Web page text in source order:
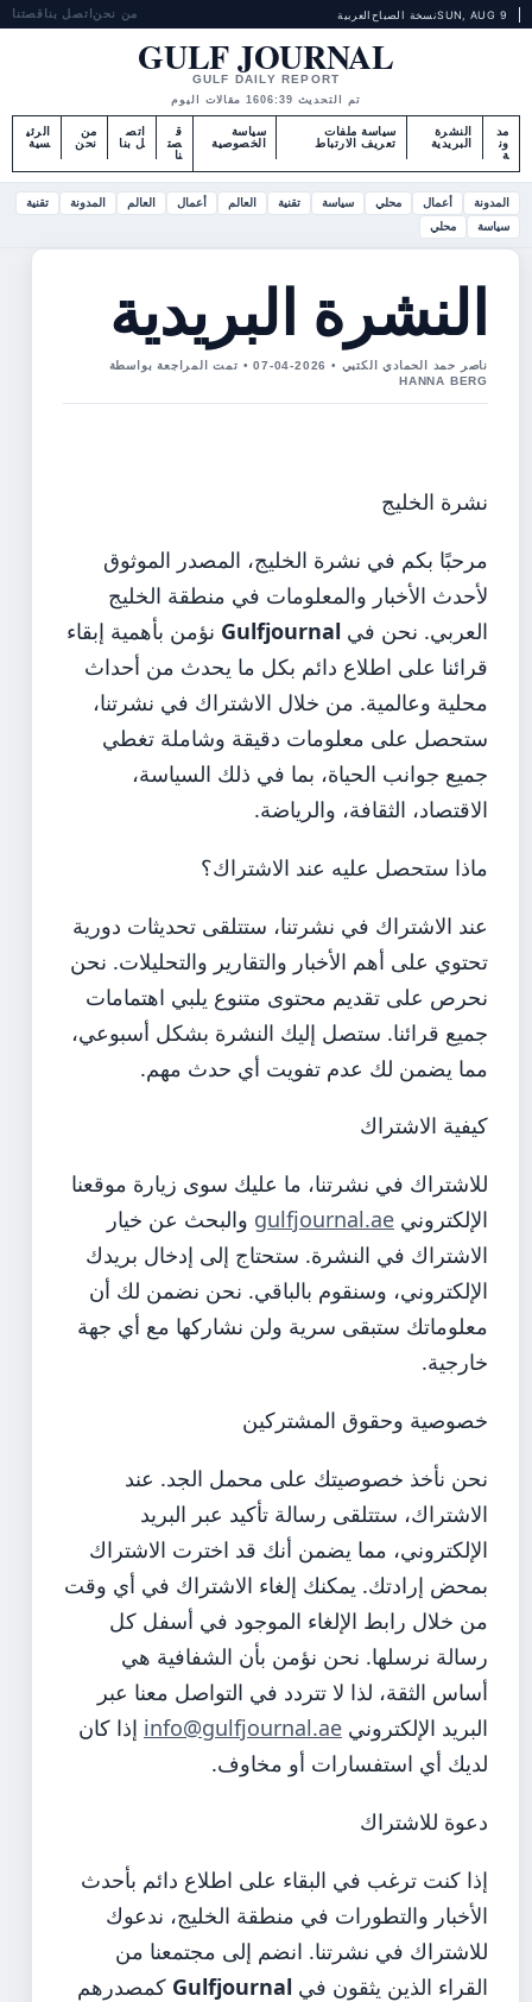
SUN, AUG 9نسخة الصباحالعربية من نحن اتصل بنا قصتنا
GULF JOURNAL
GULF DAILY REPORT
تم التحديث 06:39 16 مقالات اليوم
الرئي
سية
من
نحن
اتص
ل بنا
ق
صت
نا
سياسة
الخصوصية
سياسة ملفات
تعريف الارتباط
النشرة
البريدية
مد
ون
ة
المدونة أعمال محلي سياسة تقنية العالم أعمال العالم المدونة
تقنية
سياسة
محلي
النشرة البريدية
ناصر حمد الحمادي الكتبي • 2026-04-07 • تمت المراجعة بواسطة
HANNA BERG
نشرة الخليج
مرحبًا بكم في نشرة الخليج، المصدر الموثوق
لأحدث الأخبار والمعلومات في منطقة الخليج
العربي. نحن في Gulfjournal نؤمن بأهمية إبقاء
قرائنا على اطلاع دائم بكل ما يحدث من أحداث
محلية وعالمية. من خلال الاشتراك في نشرتنا،
ستحصل على معلومات دقيقة وشاملة تغطي
جميع جوانب الحياة، بما في ذلك السياسة،
الاقتصاد، الثقافة، والرياضة.
ماذا ستحصل عليه عند الاشتراك؟
عند الاشتراك في نشرتنا، ستتلقى تحديثات دورية
تحتوي على أهم الأخبار والتقارير والتحليلات. نحن
نحرص على تقديم محتوى متنوع يلبي اهتمامات
جميع قرائنا. ستصل إليك النشرة بشكل أسبوعي،
مما يضمن لك عدم تفويت أي حدث مهم.
كيفية الاشتراك
للاشتراك في نشرتنا، ما عليك سوى زيارة موقعنا
الإلكتروني gulfjournal.ae والبحث عن خيار
الاشتراك في النشرة. ستحتاج إلى إدخال بريدك
الإلكتروني، وسنقوم بالباقي. نحن نضمن لك أن
معلوماتك ستبقى سرية ولن نشاركها مع أي جهة
خارجية.
خصوصية وحقوق المشتركين
نحن نأخذ خصوصيتك على محمل الجد. عند
الاشتراك، ستتلقى رسالة تأكيد عبر البريد
الإلكتروني، مما يضمن أنك قد اخترت الاشتراك
بمحض إرادتك. يمكنك إلغاء الاشتراك في أي وقت
من خلال رابط الإلغاء الموجود في أسفل كل
رسالة نرسلها. نحن نؤمن بأن الشفافية هي
أساس الثقة، لذا لا تتردد في التواصل معنا عبر
البريد الإلكتروني info@gulfjournal.ae إذا كان
لديك أي استفسارات أو مخاوف.
دعوة للاشتراك
إذا كنت ترغب في البقاء على اطلاع دائم بأحدث
الأخبار والتطورات في منطقة الخليج، ندعوك
للاشتراك في نشرتنا. انضم إلى مجتمعنا من
القراء الذين يثقون في Gulfjournal كمصدرهم